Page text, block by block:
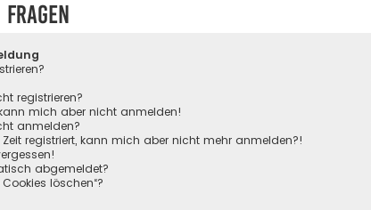
registrieren?
mich aber nicht anmelden!
anmelden?
registriert, kann mich aber nicht mehr anmelden?!
abgemeldet?
löschen“?